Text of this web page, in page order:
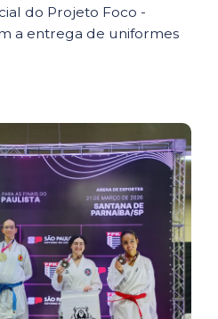
do Projeto Foco -
a entrega de uniformes